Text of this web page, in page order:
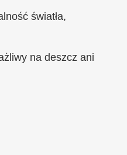
światła,
na deszcz ani